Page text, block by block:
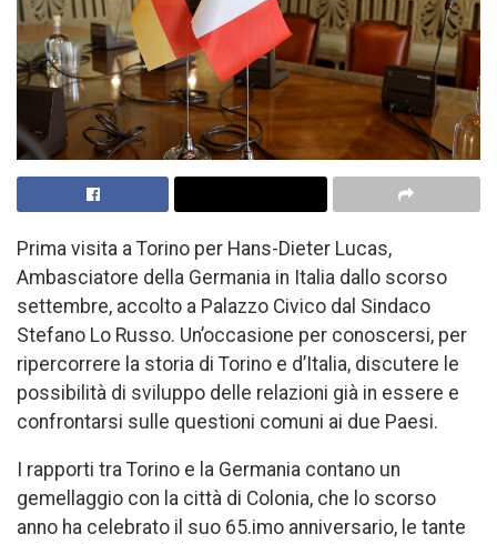
Prima visita a Torino per Hans-Dieter Lucas,
Ambasciatore della Germania in Italia dallo scorso
settembre, accolto a Palazzo Civico dal Sindaco
Stefano Lo Russo. Un’occasione per conoscersi, per
ripercorrere la storia di Torino e d’Italia, discutere le
possibilità di sviluppo delle relazioni già in essere e
confrontarsi sulle questioni comuni ai due Paesi.
I rapporti tra Torino e la Germania contano un
gemellaggio con la città di Colonia, che lo scorso
anno ha celebrato il suo 65.imo anniversario, le tante